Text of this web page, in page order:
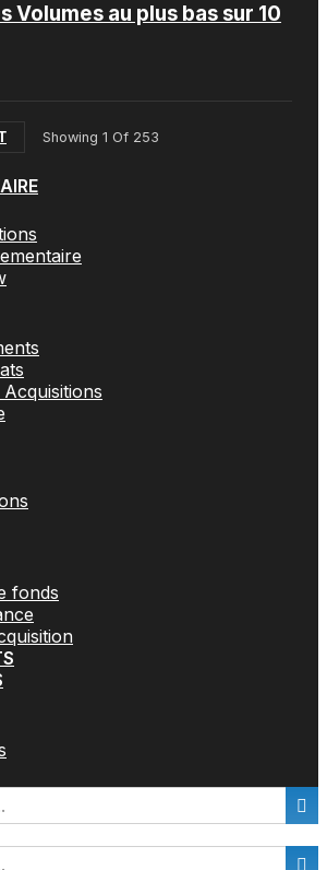
Volumes au plus bas sur 10
Showing 1 Of 253
fonds